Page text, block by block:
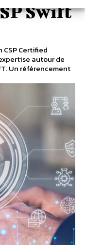
Swift
Certified
autour de